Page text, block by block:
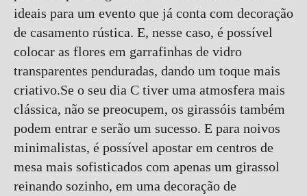
ideais para um evento que já conta com decoração
de casamento rústica. E, nesse caso, é possível
colocar as flores em garrafinhas de vidro
transparentes penduradas, dando um toque mais
criativo.Se o seu dia C tiver uma atmosfera mais
clássica, não se preocupem, os girassóis também
podem entrar e serão um sucesso. E para noivos
minimalistas, é possível apostar em centros de
mesa mais sofisticados com apenas um girassol
reinando sozinho, em uma decoração de